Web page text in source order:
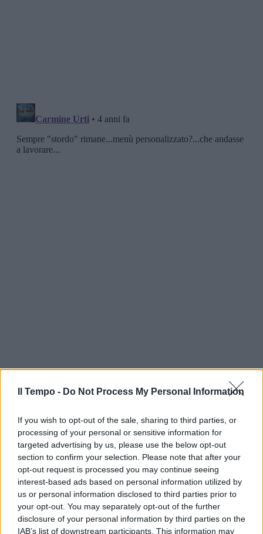
Il Tempo - Do Not Process My Personal Information
If you wish to opt-out of the sale, sharing to third parties, or
processing of your personal or sensitive information for
targeted advertising by us, please use the below opt-out
section to confirm your selection. Please note that after your
opt-out request is processed you may continue seeing
interest-based ads based on personal information utilized by
us or personal information disclosed to third parties prior to
your opt-out. You may separately opt-out of the further
disclosure of your personal information by third parties on the
IAB’s list of downstream participants. This information may